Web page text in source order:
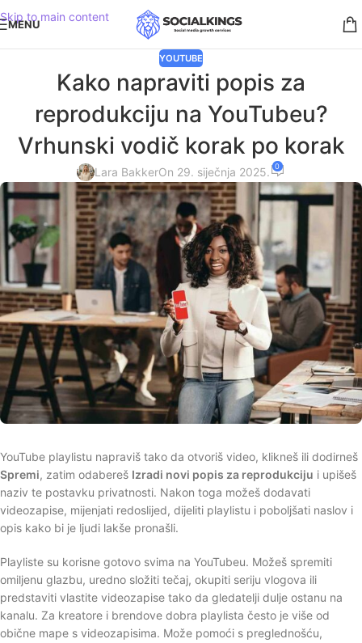
Skip to main content
MENU
YOUTUBE
Kako napraviti popis za
reprodukciju na YouTubeu?
Vrhunski vodič korak po korak
Lara BakkerOn 29. siječnja 2025. 0
YouTube playlistu napraviš tako da otvoriš video, klikneš ili dodirneš
Spremi, zatim odabereš Izradi novi popis za reprodukciju i upišeš
naziv te postavku privatnosti. Nakon toga možeš dodavati
videozapise, mijenjati redoslijed, dijeliti playlistu i poboljšati naslov i
opis kako bi je ljudi lakše pronašli.
Playliste su korisne gotovo svima na YouTubeu. Možeš spremiti
omiljenu glazbu, uredno složiti tečaj, okupiti seriju vlogova ili
predstaviti vlastite videozapise tako da gledatelji dulje ostanu na
kanalu. Za kreatore i brendove dobra playlista često je više od
obične mape s videozapisima. Može pomoći s preglednošću,